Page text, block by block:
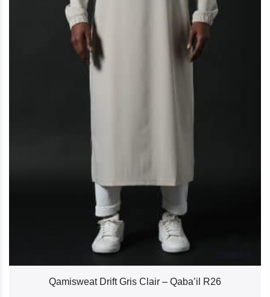
Qamisweat Drift Gris Clair – Qaba’il R26